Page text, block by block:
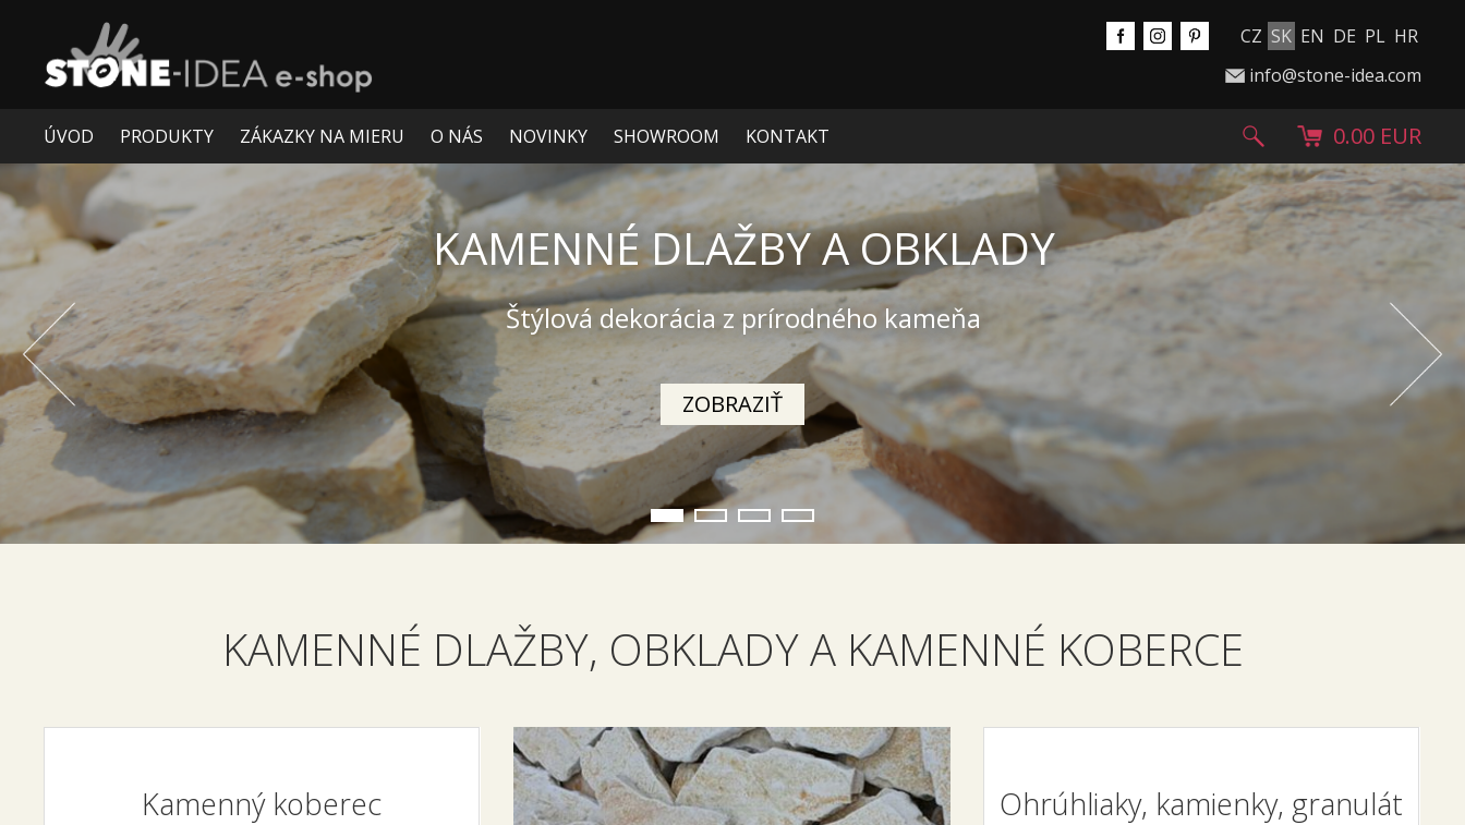
CZ SK EN DE PL HR
info@stone-idea.com
ÚVOD PRODUKTY ZÁKAZKY NA MIERU O NÁS NOVINKY SHOWROOM KONTAKT 0.00 EUR
OKRÚHLIAKY, ŠTRKOVÉ KAMIENKY A GRANULÁT
Originálna dekorácia nielen pre Vašu záhradu
ZOBRAZIŤ
Prev Next
KAMENNÉ DLAŽBY, OBKLADY A KAMENNÉ KOBERCE
Kamenný koberec Ohrúhliaky, kamienky, granulát